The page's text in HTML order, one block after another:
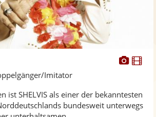
Fotos
Imitator
ist SHELVIS als einer der bekanntesten
bundesweit unterwegs